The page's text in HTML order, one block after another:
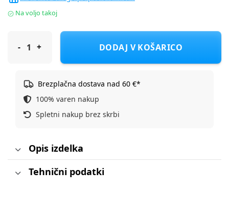
Na voljo takoj
Cool Club jopa DR CCB2801028 F oranžna 62
DODAJ V KOŠARICO
Brezplačna dostava nad 60 €*
100% varen nakup
Spletni nakup brez skrbi
Opis izdelka
Tehnični podatki